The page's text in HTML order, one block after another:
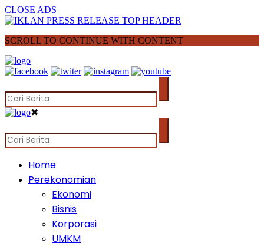
CLOSE ADS
SCROLL TO CONTINUE WITH CONTENT
✖
Home
Perekonomian
Ekonomi
Bisnis
Korporasi
UMKM